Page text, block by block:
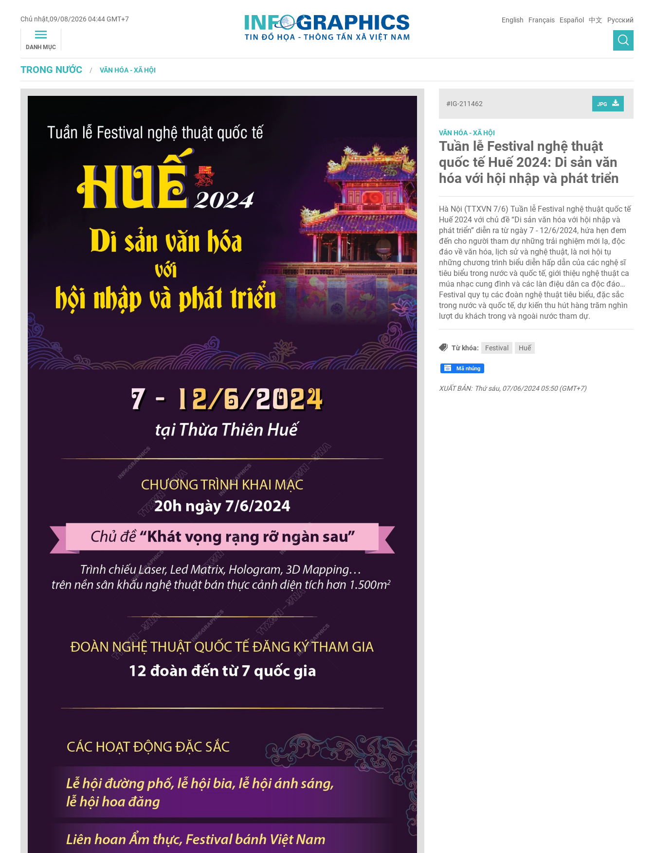
Chủ nhật,09/08/2026 04:44 GMT+7
DANH MỤC
English Français Español 中文 Русский
TRONG NƯỚC VĂN HÓA - XÃ HỘI
#IG-211462 JPG
VĂN HÓA - XÃ HỘI
Tuần lễ Festival nghệ thuật
quốc tế Huế 2024: Di sản văn
hóa với hội nhập và phát triển
Hà Nội (TTXVN 7/6) Tuần lễ Festival nghệ thuật quốc tế
Huế 2024 với chủ đề “Di sản văn hóa với hội nhập và
phát triển” diễn ra từ ngày 7 - 12/6/2024, hứa hẹn đem
đến cho người tham dự những trải nghiệm mới lạ, độc
đáo về văn hóa, lịch sử và nghệ thuật, là nơi hội tụ
những chương trình biểu diễn hấp dẫn của các nghệ sĩ
tiêu biểu trong nước và quốc tế, giới thiệu nghệ thuật ca
múa nhạc cung đình và các làn điệu dân ca độc đáo…
Festival quy tụ các đoàn nghệ thuật tiêu biểu, đặc sắc
trong nước và quốc tế, dự kiến thu hút hàng trăm nghìn
lượt du khách trong và ngoài nước tham dự.
Từ khóa: Festival Huế
Mã nhúng
XUẤT BẢN: Thứ sáu, 07/06/2024 05:50 (GMT+7)